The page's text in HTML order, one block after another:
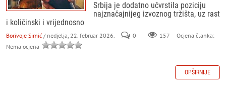
Srbija je dodatno učvrstila poziciju
najznačajnijeg izvoznog tržišta, uz rast
i količinski i vrijednosno
Borivoje Simić / nedjelja, 22. februar 2026. 0 157
Ocjena članka:
Nema ocjena
OPŠIRNIJE